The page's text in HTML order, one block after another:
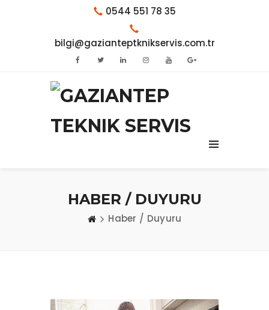
0544 551 78 35
bilgi@gazianteptknikservis.com.tr
HABER / DUYURU
Haber / Duyuru